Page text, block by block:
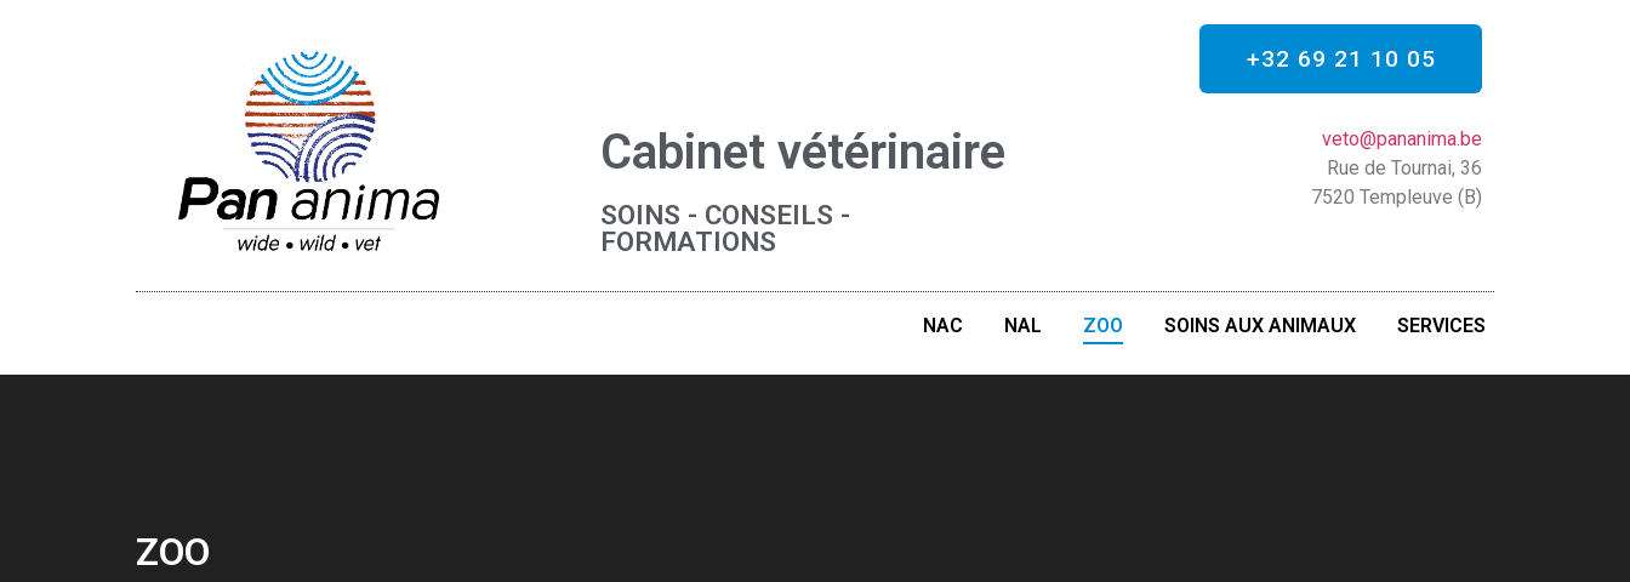
Cabinet vétérinaire
SOINS - CONSEILS -
FORMATIONS
+32 69 21 10 05
veto@pananima.be
Rue de Tournai, 36
7520 Templeuve (B)
NAC NAL ZOO SOINS AUX ANIMAUX SERVICES
ZOO